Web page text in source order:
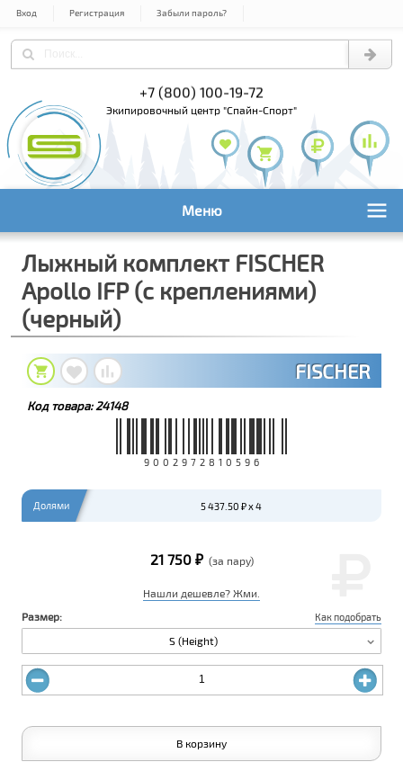
Вход Регистрация Забыли пароль?
+7 (495) 978-61-54
экипировочный центр "Спайн-Спорт"
Меню
Лыжный комплект FISCHER
Apollo IFP (с креплениями)
(черный)
FISCHER
Код товара:24148
9002972810596
Долями 5 437.50 ₽ x 4
21 750 ₽ (за пару)
Нашли дешевле? Жми.
Размер:
Как подобрать
S (Height)
В корзину